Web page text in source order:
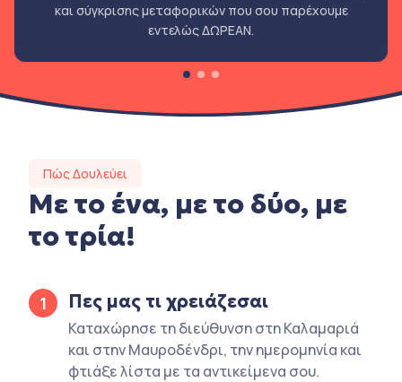
και σύγκρισης μεταφορικών που σου παρέχουμε
εντελώς ΔΩΡΕΑΝ.
Πώς Δουλεύει
Με το ένα, με το δύο, με
το τρία!
1 Πες μας τι χρειάζεσαι
Καταχώρησε τη διεύθυνση στη Καλαμαριά
και στην Μαυροδένδρι, την ημερομηνία και
φτιάξε λίστα με τα αντικείμενα σου.